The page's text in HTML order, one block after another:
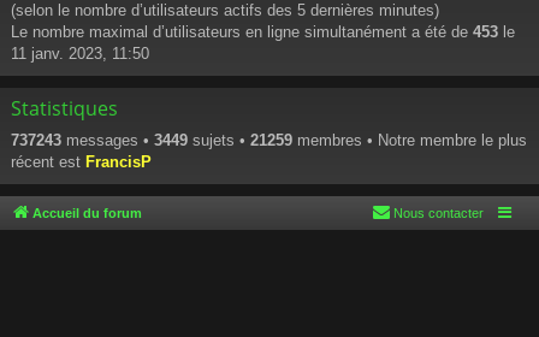
(selon le nombre d’utilisateurs actifs des 5 dernières minutes)
Le nombre maximal d’utilisateurs en ligne simultanément a été de 453 le
11 janv. 2023, 11:50
Statistiques
737243 messages • 3449 sujets • 21259 membres • Notre membre le plus
récent est FrancisP
Accueil du forum Nous contacter